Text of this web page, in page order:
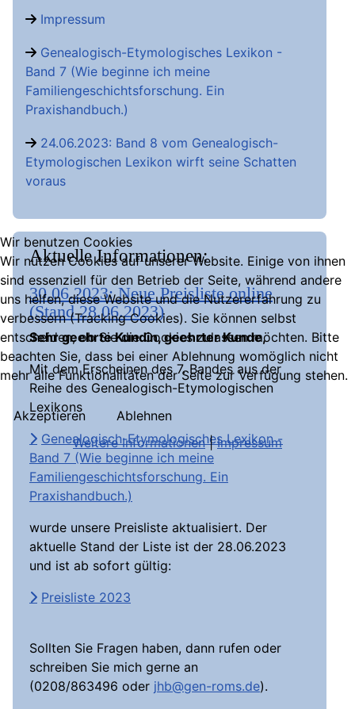
Impressum
Genealogisch-Etymologisches Lexikon -
Band 7 (Wie beginne ich meine
Familiengeschichtsforschung. Ein
Praxishandbuch.)
24.06.2023: Band 8 vom Genealogisch-
Etymologischen Lexikon wirft seine Schatten
voraus
Aktuelle Informationen:
30.06.2023: Neue Preisliste online
(Stand 28.06.2023)
Sehr geehrte Kundin, geehrter Kunde,
Mit dem Erscheinen des 7. Bandes aus der
Reihe des Genealogisch-Etymologischen
Lexikons
Genealogisch-Etymologisches Lexikon -
Band 7 (Wie beginne ich meine
Familiengeschichtsforschung. Ein
Praxishandbuch.)
wurde unsere Preisliste aktualisiert. Der
aktuelle Stand der Liste ist der 28.06.2023
und ist ab sofort gültig:
Preisliste 2023
Sollten Sie Fragen haben, dann rufen oder
schreiben Sie mich gerne an
(0208/863496 oder jhb@gen-roms.de).
Wir benutzen Cookies
Wir nutzen Cookies auf unserer Website. Einige von ihnen
sind essenziell für den Betrieb der Seite, während andere
uns helfen, diese Website und die Nutzererfahrung zu
verbessern (Tracking Cookies). Sie können selbst
entscheiden, ob Sie die Cookies zulassen möchten. Bitte
beachten Sie, dass bei einer Ablehnung womöglich nicht
mehr alle Funktionalitäten der Seite zur Verfügung stehen.
Akzeptieren
Ablehnen
Weitere Informationen|Impressum